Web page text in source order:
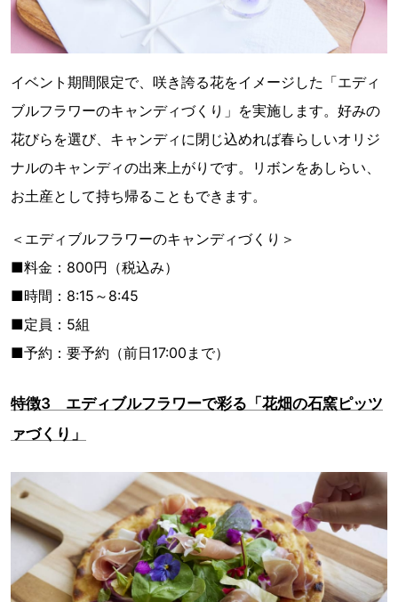
イベント期間限定で、咲き誇る花をイメージした「エディ
ブルフラワーのキャンディづくり」を実施します。好みの
花びらを選び、キャンディに閉じ込めれば春らしいオリジ
ナルのキャンディの出来上がりです。リボンをあしらい、
お土産として持ち帰ることもできます。
＜エディブルフラワーのキャンディづくり＞
■料金：800円（税込み）
■時間：8:15～8:45
■定員：5組
■予約：要予約（前日17:00まで）
特徴3 エディブルフラワーで彩る「花畑の石窯ピッツ
ァづくり」